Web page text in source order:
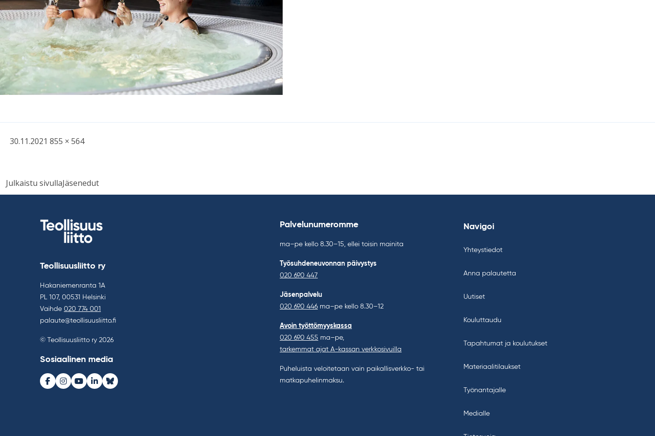
Kirjoitettu
30.11.2021 Täysikokoinen
855 × 564
Artikkelien
Julkaistu sivullaJäsenedut
Teollisuusliitto ry
Hakaniemenranta 1A
PL 107, 00531 Helsinki
Vaihde 020 774 001
palaute@teollisuusliitto.fi
© Teollisuusliitto ry 2026
Sosiaalinen media
Facebook
Instagram
Youtube
LinkedInBluesky
Palvelunumeromme
ma–pe kello 8.30–15, ellei toisin mainita
Työsuhdeneuvonnan päivystys
020 690 447
Jäsenpalvelu
020 690 446 ma–pe kello 8.30–12
Avoin työttömyyskassa
020 690 455 ma–pe,
tarkemmat ajat A-kassan verkkosivuilla
Puheluista veloitetaan vain paikallisverkko- tai
matkapuhelinmaksu.
Navigoi
Yhteystiedot
Anna palautetta
Uutiset
Kouluttaudu
Tapahtumat ja koulutukset
Materiaalitilaukset
Työnantajalle
Medialle